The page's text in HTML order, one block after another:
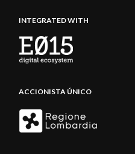
INTEGRATED WITH
ACCIONISTA ÚNICO